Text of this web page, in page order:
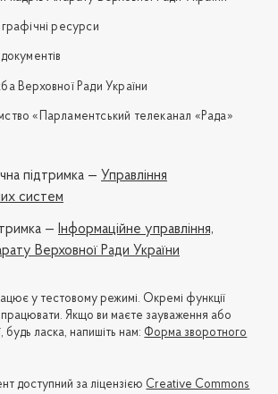
ресурси
Верховної Ради України
«Парламентський телеканал «Рада»
підтримка — Управління
систем
— Інформаційне управління,
Верховної Ради України
у тестовому режимі. Окремі функції
Якщо ви маєте зауваження або
будь ласка, напишіть нам: Форма зворотного
доступний за ліцензією Creative Commons